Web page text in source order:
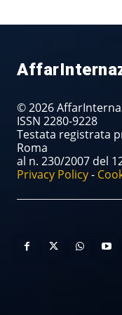
© 2026
ISSN 2280-9228
Testata registrata
Roma
al n. 230/2007 del
Privacy Policy-